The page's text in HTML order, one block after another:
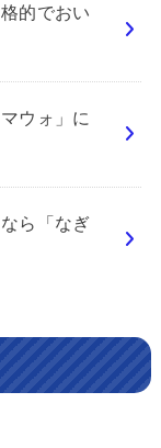
的でおい
ウォ」に
ら「なぎ